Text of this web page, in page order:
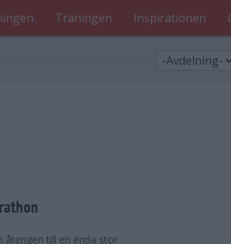
Träningen Inspirationen
återigen till en enda stor